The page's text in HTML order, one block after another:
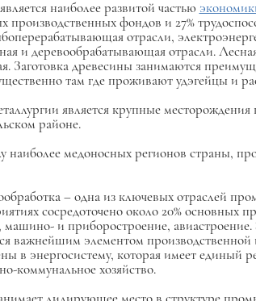
наиболее развитой частью
производственных фондов и 27%
отрасли,
и деревообрабатывающая отрасли.
Заготовка древесины занимаются
там где проживают удэгейцы и
является крупные
районе.
наиболее медоносных регионов страны,
– одна из ключевых отраслей
сосредоточено около 20%
машино- и приборостроение,
важнейшим элементом
в энергосистему, которая имеет
коммунальное хозяйство.